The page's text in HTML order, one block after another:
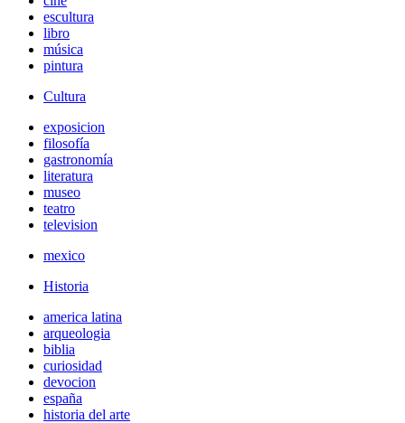
escultura
libro
música
pintura
Cultura
exposicion
filosofía
gastronomía
literatura
museo
teatro
television
mexico
Historia
america latina
arqueologia
biblia
curiosidad
devocion
españa
historia del arte